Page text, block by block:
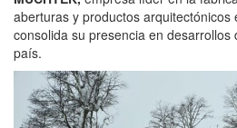
aberturas y productos arquitectónicos
consolida su presencia en desarrollos
país.